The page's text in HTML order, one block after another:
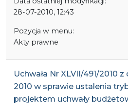
28-07-2010, 12:43
Pozycja w menu:
Akty prawne
Uchwała Nr XLVII/491/2010
2010 w sprawie ustalenia
projektem uchwały